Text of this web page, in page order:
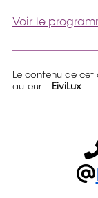
Voir le
Le contenu de cet
auteur - EiviLux